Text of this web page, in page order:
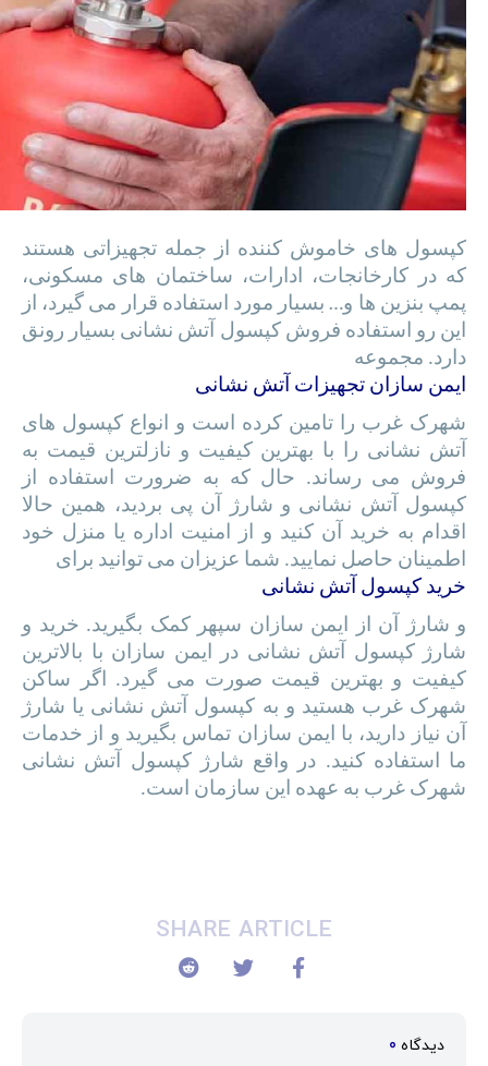
کپسول های خاموش کننده از جمله تجهیزاتی هستند
که در کارخانجات، ادارات، ساختمان های مسکونی،
پمپ بنزین ها و… بسیار مورد استفاده قرار می گیرد، از
این رو استفاده فروش کپسول آتش نشانی بسیار رونق
دارد. مجموعه
ایمن سازان تجهیزات آتش نشانی
شهرک غرب را تامین کرده است و انواع کپسول های
آتش نشانی را با بهترین کیفیت و نازلترین قیمت به
فروش می رساند. حال که به ضرورت استفاده از
کپسول آتش نشانی و شارژ آن پی بردید، همین حالا
اقدام به خرید آن کنید و از امنیت اداره یا منزل خود
اطمینان حاصل نمایید. شما عزیزان می توانید برای
خرید کپسول آتش نشانی
و شارژ آن از ایمن سازان سپهر کمک بگیرید. خرید و
شارژ کپسول آتش نشانی در ایمن سازان با بالاترین
کیفیت و بهترین قیمت صورت می گیرد. اگر ساکن
شهرک غرب هستید و به کپسول آتش نشانی یا شارژ
آن نیاز دارید، با ایمن سازان تماس بگیرید و از خدمات
ما استفاده کنید. در واقع شارژ کپسول آتش نشانی
شهرک غرب به عهده این سازمان است.
SHARE ARTICLE
دیدگاه 0